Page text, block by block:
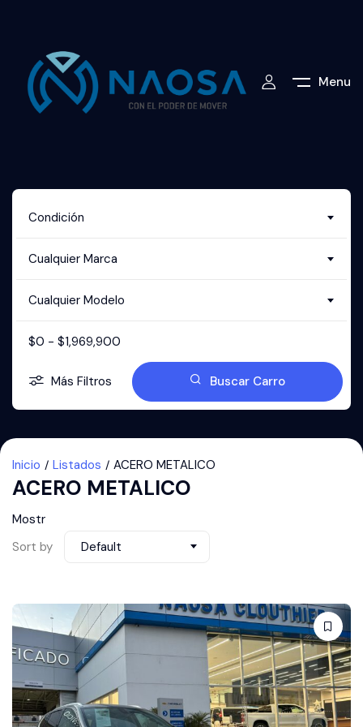
Menu
Condición
Cualquier Marca
Cualquier Modelo
$0 - $1,969,900
Más Filtros Buscar Carro
Inicio Listados ACERO METALICO
ACERO METALICO
Mostr
Sort by
Default